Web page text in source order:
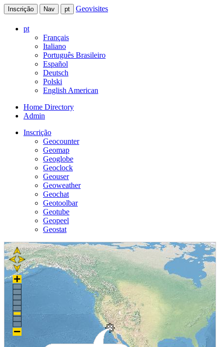
Inscrição Nav pt Geovisites
pt
Français
Italiano
Português Brasileiro
Español
Deutsch
Polski
English American
Home Directory
Admin
Inscrição
Geocounter
Geomap
Geoglobe
Geoclock
Geouser
Geoweather
Geochat
Geotoolbar
Geotube
Geopeel
Geostat